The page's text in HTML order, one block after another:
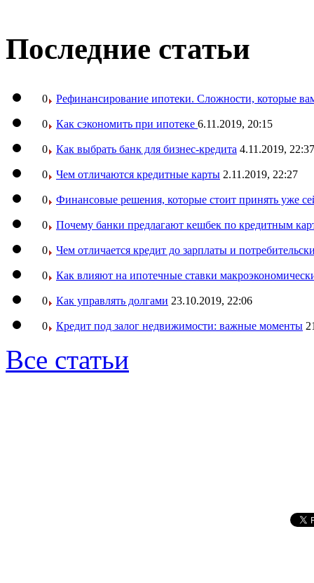
Последние статьи
0 Рефинансирование ипотеки. Сложности, которые
0 Как сэкономить при ипотеке 6.11.2019, 20:15
0 Как выбрать банк для бизнес-кредита 4.11.2019, 22:37
0 Чем отличаются кредитные карты 2.11.2019, 22:27
0 Финансовые решения, которые стоит принять уже
0 Почему банки предлагают кешбек по кредитным
0 Чем отличается кредит до зарплаты и
0 Как влияют на ипотечные ставки
0 Как управлять долгами 23.10.2019, 22:06
0 Кредит под залог недвижимости: важные моменты
Все статьи